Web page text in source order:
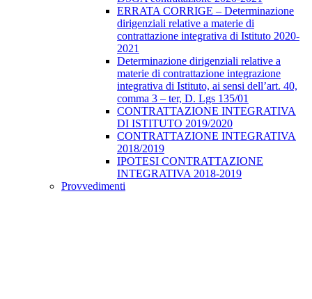
ERRATA CORRIGE – Determinazione
dirigenziali relative a materie di
contrattazione integrativa di Istituto 2020-
2021
Determinazione dirigenziali relative a
materie di contrattazione integrazione
integrativa di Istituto, ai sensi dell’art. 40,
comma 3 – ter, D. Lgs 135/01
CONTRATTAZIONE INTEGRATIVA
DI ISTITUTO 2019/2020
CONTRATTAZIONE INTEGRATIVA
2018/2019
IPOTESI CONTRATTAZIONE
INTEGRATIVA 2018-2019
Provvedimenti